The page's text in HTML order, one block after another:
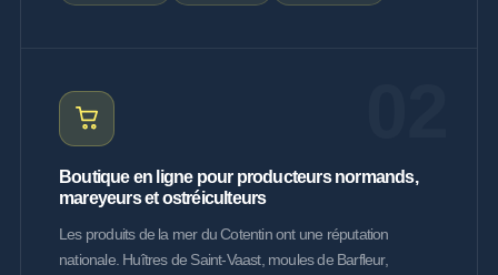
Boutique en ligne pour producteurs normands,
mareyeurs et ostréiculteurs
Les produits de la mer du Cotentin ont une réputation
nationale. Huîtres de Saint-Vaast, moules de Barfleur,